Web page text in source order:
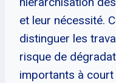
et leur nécessité.
distinguer les
risque de
importants à